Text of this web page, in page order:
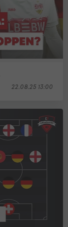
22.08.25 13:00